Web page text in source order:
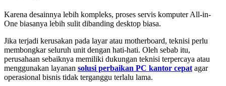
Karena desainnya lebih kompleks, proses servis komputer All-in-
One biasanya lebih sulit dibanding desktop biasa.
Jika terjadi kerusakan pada layar atau motherboard, teknisi perlu
membongkar seluruh unit dengan hati-hati. Oleh sebab itu,
perusahaan sebaiknya memiliki dukungan teknisi terpercaya atau
menggunakan layanan solusi perbaikan PC kantor cepat agar
operasional bisnis tidak terganggu terlalu lama.